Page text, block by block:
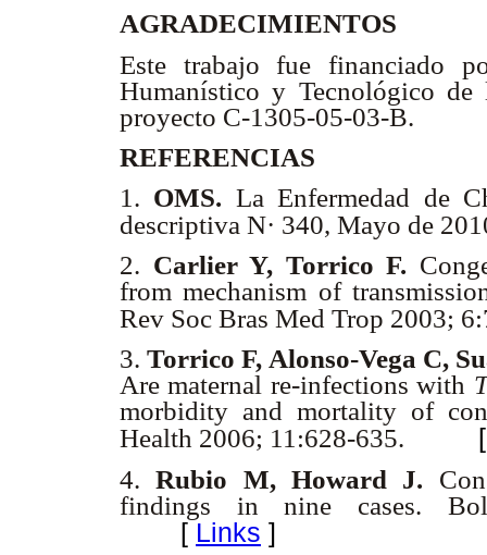
AGRADECIMIENTOS
Este trabajo fue financiado
Humanístico y Tecnológico
proyecto C-1305-05-03-B.
REFERENCIAS
1. OMS. La Enfermedad de
descriptiva N· 340, Mayo de
2. Carlier Y, Torrico F.
from mechanism of
Rev Soc Bras Med Trop 2003;
3.Torrico F, Alonso-Vega C,
Are maternal re-infections with
morbidity and mortality of
Health 2006; 11:628-635.
4.Rubio M, Howard J.
findings in nine cases.
[ Links ]